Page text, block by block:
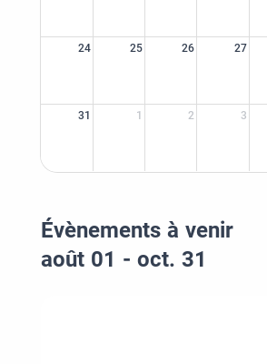
24 25 26 27
31 1 2 3
Évènements à venir
août 01 - oct. 31